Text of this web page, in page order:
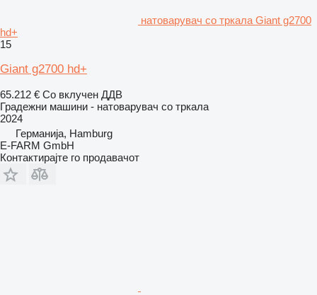
натоварувач со тркала Giant g2700
hd+
15
Giant g2700 hd+
65.212 € Со вклучен ДДВ
Градежни машини - натоварувач со тркала
2024
Германија, Hamburg
E-FARM GmbH
Контактирајте го продавачот